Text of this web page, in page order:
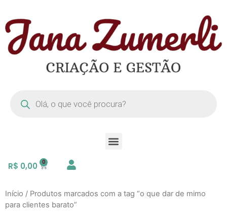
R$ 0,00
Início / Produtos marcados com a tag “o que dar de mimo
para clientes barato”